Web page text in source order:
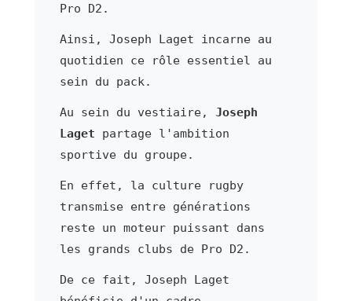
Pro D2.
Ainsi, Joseph Laget incarne au
quotidien ce rôle essentiel au
sein du pack.
Au sein du vestiaire, Joseph
Laget partage l'ambition
sportive du groupe.
En effet, la culture rugby
transmise entre générations
reste un moteur puissant dans
les grands clubs de Pro D2.
De ce fait, Joseph Laget